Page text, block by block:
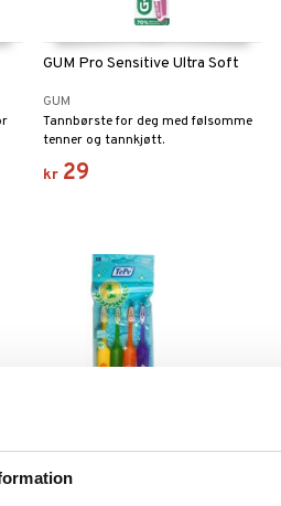
GUM Pro Sensitive Ultra Soft
GUM
Tannbørste for deg med følsomme
tenner og tannkjøtt.
kr 29
TePe Kids Extra Soft